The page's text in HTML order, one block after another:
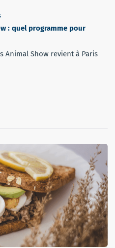
: quel programme pour
Animal Show revient à Paris